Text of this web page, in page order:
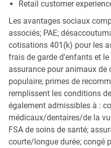
Retail customer
Les avantages sociaux
associés; PAE;
cotisations 401(k) pour les
frais de garde d'enfants et
assurance pour animaux de
populaire; primes de
remplissent les conditions
également admissibles à :
médicaux/dentaires/de la
FSA de soins de santé;
courte/longue durée; congé